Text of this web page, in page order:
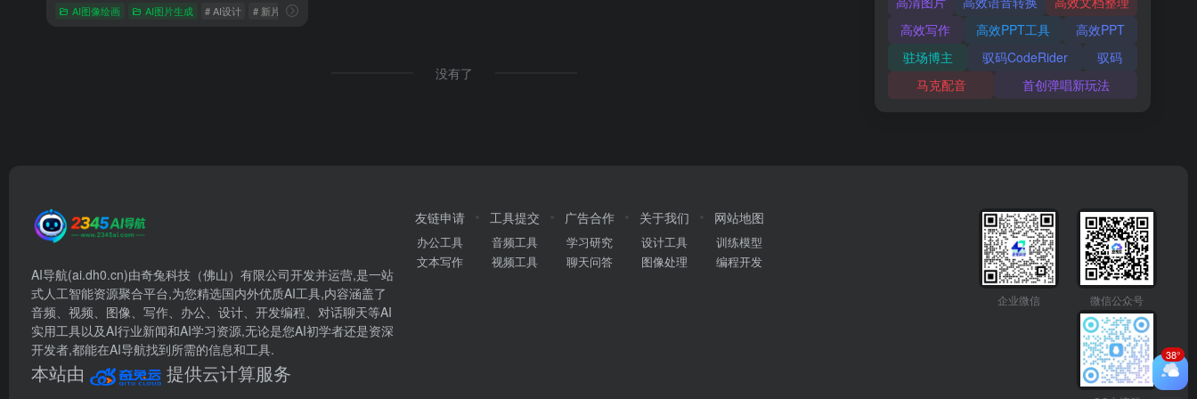
AI图像绘画 AI图片生成 # AI设计 # 新片场AI创作
没有了
高效写作
高效PPT工具
高效PPT
驻场博主
驭码CodeRider
驭码
马克配音
首创弹唱新玩法
AI导航(ai.dh0.cn)由奇兔科技（佛山）有限公司开发并运营,是一站
式人工智能资源聚合平台,为您精选国内外优质AI工具,内容涵盖了
音频、视频、图像、写作、办公、设计、开发编程、对话聊天等AI
实用工具以及AI行业新闻和AI学习资源,无论是您AI初学者还是资深
开发者,都能在AI导航找到所需的信息和工具.
本站由 提供云计算服务
友链申请
办公工具
文本写作
工具提交
音频工具
视频工具
广告合作
学习研究
聊天问答
关于我们
设计工具
图像处理
网站地图
训练模型
编程开发
企业微信 微信公众号
38°